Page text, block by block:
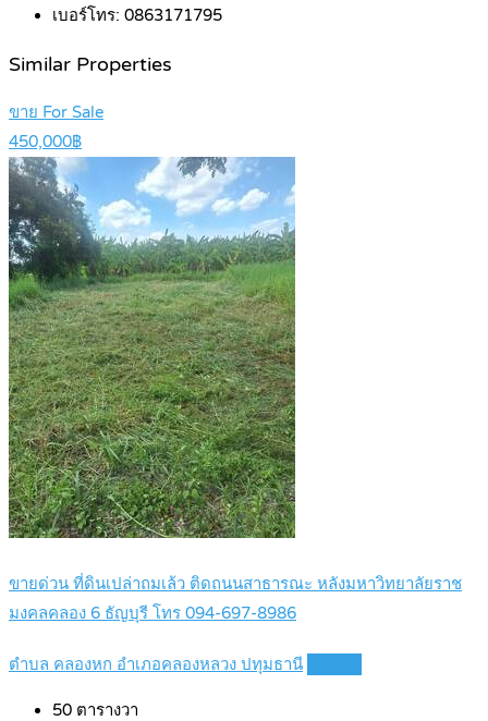
เบอร์โทร: 0863171795
Similar Properties
ขาย For Sale
450,000฿
ขายด่วน ที่ดินเปล่าถมเล้ว ติดถนนสาธารณะ หลังมหาวิทยาลัยราช
มงคลคลอง 6 ธัญบุรี โทร 094-697-8986
ตำบล คลองหก อำเภอคลองหลวง ปทุมธานี
50 ตารางวา